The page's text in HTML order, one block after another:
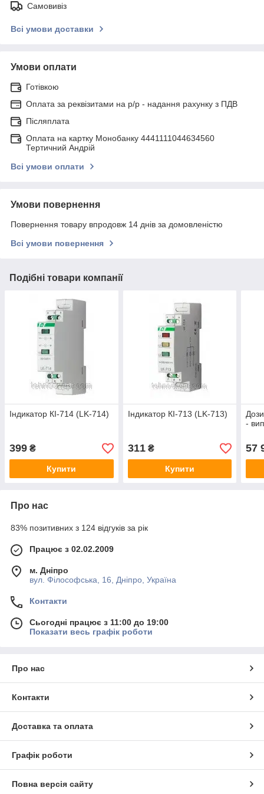
Самовивіз
Всі умови доставки
Умови оплати
Готівкою
Оплата за реквізитами на р/р - надання рахунку з ПДВ
Післяплата
Оплата на картку Монобанку 4441111044634560
Тертичний Андрій
Всі умови оплати
Умови повернення
Повернення товару впродовж 14 днів за домовленістю
Всі умови повернення
Подібні товари компанії
Індикатор КІ-714 (LK-714)
399 ₴
Купити
Індикатор КІ-713 (LK-713)
311₴
Купити
-
57
Про нас
83% позитивних з 124 відгуків за рік
Працює з 02.02.2009
м. Дніпро
вул. Філософська, 16, Дніпро, Україна
Контакти
Сьогодні працює з 11:00 до 19:00
Показати весь графік роботи
Про нас
Контакти
Доставка та оплата
Графік роботи
Повна версія сайту